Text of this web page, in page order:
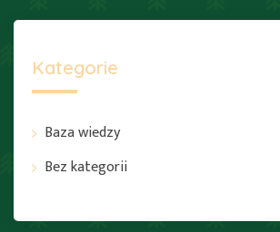
Kategorie
Baza wiedzy
Bez kategorii